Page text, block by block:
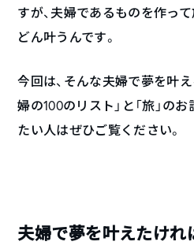
すが、夫婦であるものを作っ
どん叶うんです。
今回は、そんな夫婦で夢を叶
婦の100のリスト」と「旅」の
たい人はぜひご覧ください。
夫婦で夢を叶えたけれ